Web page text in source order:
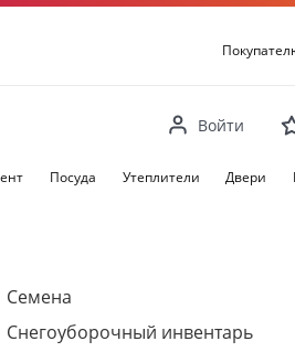
Войти
Посуда Утеплители Двери
Семена
Снегоуборочный инвентарь